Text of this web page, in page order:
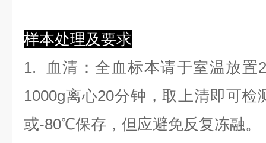
样本处理及要求
1.
血清 ：全血标本请于室温放
1000g离心20分钟，取上清即可
或-80℃保存，但应避免反复冻融。